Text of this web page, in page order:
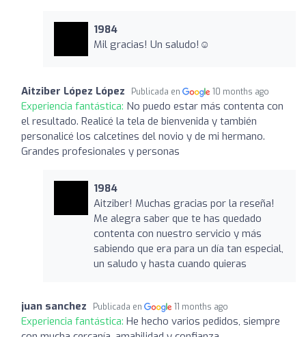
1984
Mil gracias! Un saludo!☺️
Aitziber López López Publicada en 10 months ago
Experiencia fantástica: No puedo estar más contenta con
el resultado. Realicé la tela de bienvenida y también
personalicé los calcetines del novio y de mi hermano.
Grandes profesionales y personas
1984
Aitziber! Muchas gracias por la reseña!
Me alegra saber que te has quedado
contenta con nuestro servicio y más
sabiendo que era para un día tan especial,
un saludo y hasta cuando quieras
juan sanchez Publicada en 11 months ago
Experiencia fantástica: He hecho varios pedidos, siempre